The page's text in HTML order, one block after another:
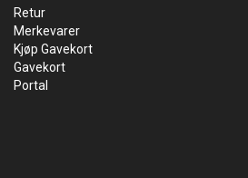
Retur
Merkevarer
Kjøp Gavekort
Gavekort
Portal